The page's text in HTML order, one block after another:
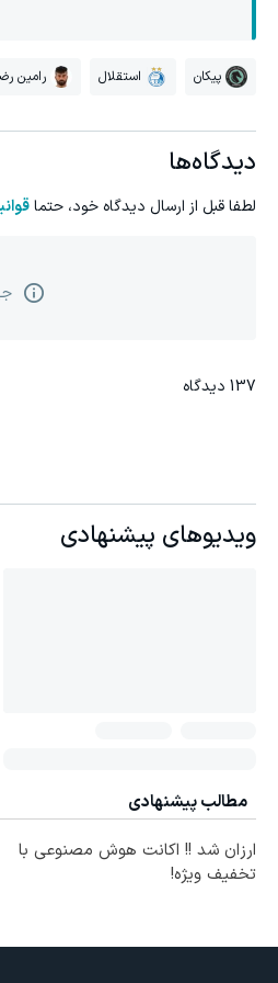
پیکان استقلال رامین
دیدگاه‌ها
لطفا قبل از ارسال دیدگاه خود، حتما
137 دیدگاه
ویدیوهای پیشنهادی
مطالب پیشنهادی
ارزان شد !! اکانت هوش مصنوعی با
تخفیف ویژه!